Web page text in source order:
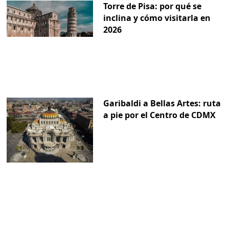
Torre de Pisa: por qué se
inclina y cómo visitarla en
2026
Garibaldi a Bellas Artes: ruta
a pie por el Centro de CDMX